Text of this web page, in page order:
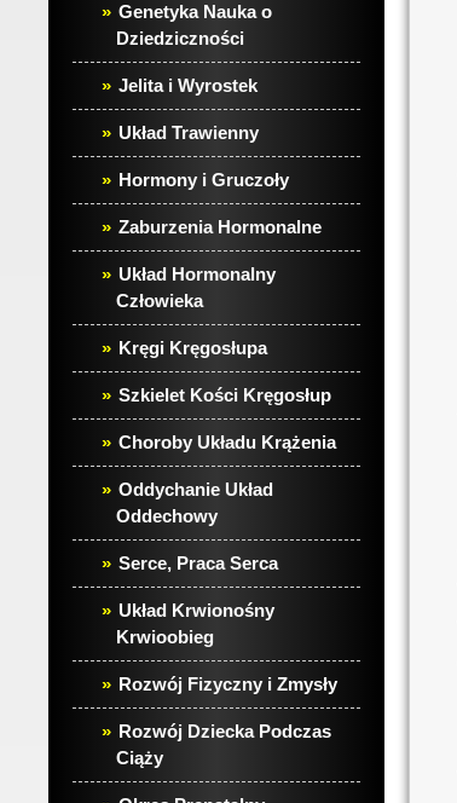
Genetyka Nauka o
Dziedziczności
Jelita i Wyrostek
Układ Trawienny
Hormony i Gruczoły
Zaburzenia Hormonalne
Układ Hormonalny
Człowieka
Kręgi Kręgosłupa
Szkielet Kości Kręgosłup
Choroby Układu Krążenia
Oddychanie Układ
Oddechowy
Serce, Praca Serca
Układ Krwionośny
Krwioobieg
Rozwój Fizyczny i Zmysły
Rozwój Dziecka Podczas
Ciąży